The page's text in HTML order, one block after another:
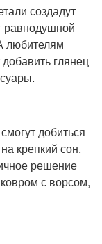
создадут
равнодушной
любителям
глянец
добиться
крепкий сон.
решение
с ворсом,